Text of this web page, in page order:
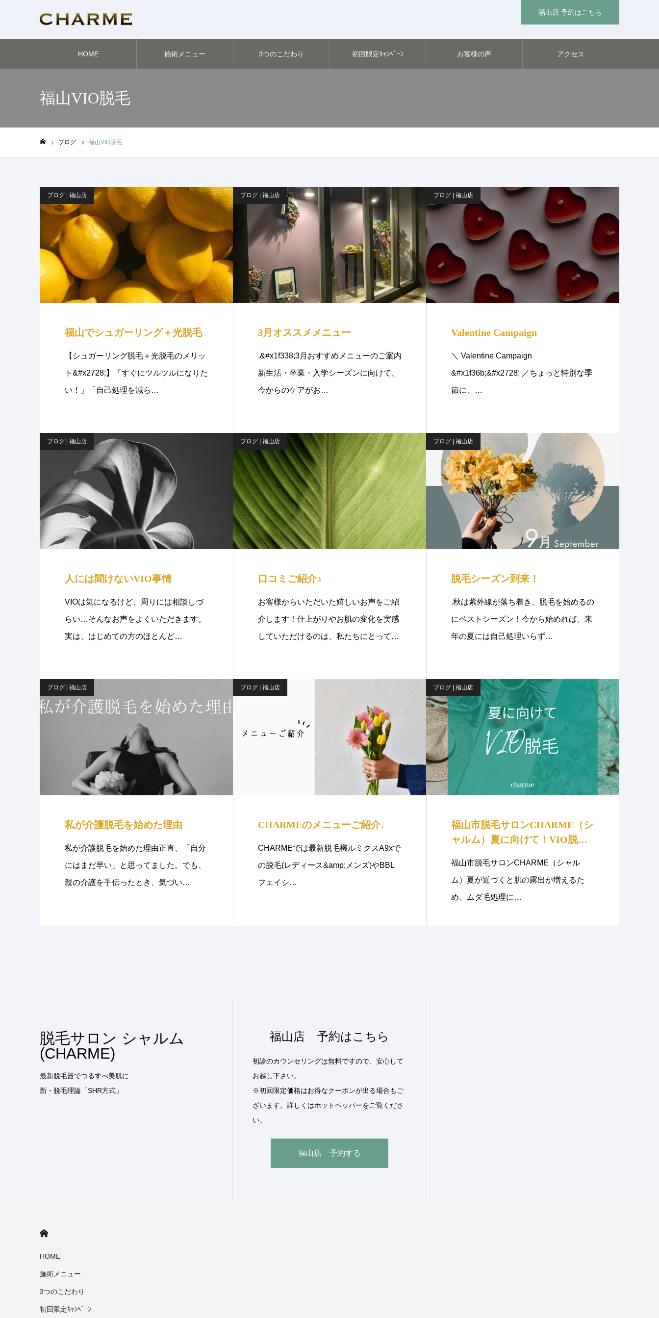
福山店 予約はこちら
HOME 施術メニュー 3つのこだわり 初回限定ｷｬﾝﾍﾟｰﾝ お客様の声 アクセス
福山VIO脱毛
ブログ 福山VIO脱毛
ブログ | 福山店
福山でシュガーリング＋光脱毛
【シュガーリング脱毛＋光脱毛のメリッ
ト&#x2728;】「すぐにツルツルになりた
い！」「自己処理を減ら…
ブログ | 福山店
3月オススメメニュー
.&#x1f338;3月おすすめメニューのご案内
新生活・卒業・入学シーズンに向けて、
今からのケアがお…
ブログ | 福山店
Valentine Campaign
＼ Valentine Campaign
&#x1f36b;&#x2728; ／ちょっと特別な季
節に、…
ブログ | 福山店
人には聞けないVIO事情
VIOは気になるけど、周りには相談しづ
らい…そんなお声をよくいただきます。
実は、はじめての方のほとんど…
ブログ | 福山店
口コミご紹介♪
お客様からいただいた嬉しいお声をご紹
介します！仕上がりやお肌の変化を実感
していただけるのは、私たちにとって…
ブログ | 福山店
脱毛シーズン到来！
.秋は紫外線が落ち着き、脱毛を始めるの
にベストシーズン！今から始めれば、来
年の夏には自己処理いらず…
ブログ | 福山店
私が介護脱毛を始めた理由
私が介護脱毛を始めた理由正直、「自分
にはまだ早い」と思ってました。でも、
親の介護を手伝ったとき、気づい…
ブログ | 福山店
CHARMEのメニューご紹介♩
CHARMEでは最新脱毛機ルミクスA9xで
の脱毛(レディース&amp;メンズ)やBBL
フェイシ…
ブログ | 福山店
福山市脱毛サロンCHARME（シ
ャルム）夏に向けて！VIO脱
福山市脱毛サロンCHARME（シャル
ム）夏が近づくと肌の露出が増えるた
め、ムダ毛処理に…
脱毛サロン シャルム
(CHARME)
最新脱毛器でつるすべ美肌に
新・脱毛理論「SHR方式」
福山店 予約はこちら
初診のカウンセリングは無料ですので、安心して
お越し下さい。
※初回限定価格はお得なクーポンが出る場合もご
ざいます。詳しくはホットペッパーをご覧くださ
い。
福山店 予約する
HOME
施術メニュー
3つのこだわり
初回限定ｷｬﾝﾍﾟｰﾝ